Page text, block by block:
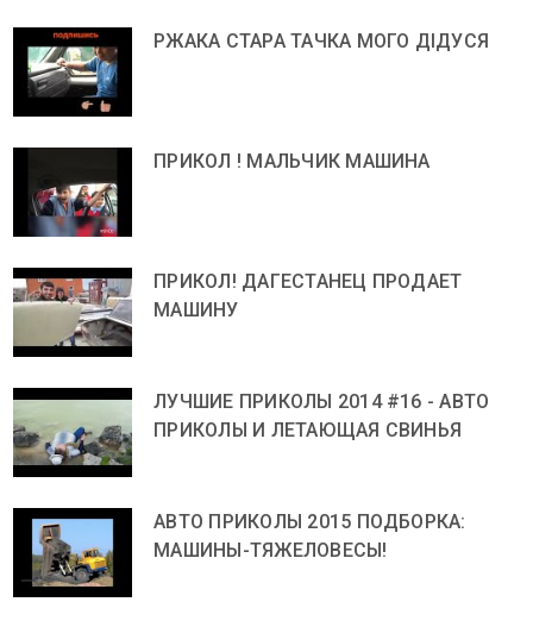
РЖАКА СТАРА ТАЧКА МОГО ДІДУСЯ
ПРИКОЛ ! МАЛЬЧИК МАШИНА
ПРИКОЛ! ДАГЕСТАНЕЦ ПРОДАЕТ
МАШИНУ
ЛУЧШИЕ ПРИКОЛЫ 2014 #16 - АВТО
ПРИКОЛЫ И ЛЕТАЮЩАЯ СВИНЬЯ
АВТО ПРИКОЛЫ 2015 ПОДБОРКА:
МАШИНЫ-ТЯЖЕЛОВЕСЫ!